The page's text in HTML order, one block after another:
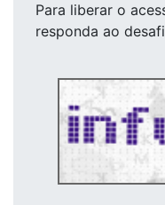
Para liberar o
responda ao